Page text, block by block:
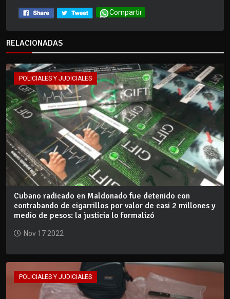
Compartir
RELACIONADAS
POLICIALES Y JUDICIALES
Cubano radicado en Maldonado fue detenido con
contrabando de cigarrillos por valor de casi 2 millones y
medio de pesos: la justicia lo formalizó
Nov 17 2022
POLICIALES Y JUDICIALES